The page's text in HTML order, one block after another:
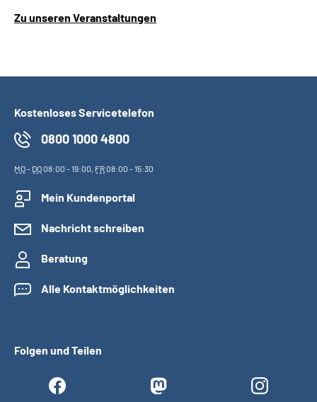
Zu unseren Veranstaltungen
Kostenloses Servicetelefon
0800 1000 4800
MO- DO08:00 - 19:00, FR08:00 - 15:30
Mein Kundenportal
Nachricht schreiben
Beratung
Alle Kontaktmöglichkeiten
Folgen und Teilen